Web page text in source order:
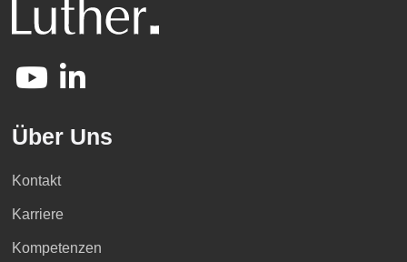
Über Uns
Kontakt
Karriere
Kompetenzen